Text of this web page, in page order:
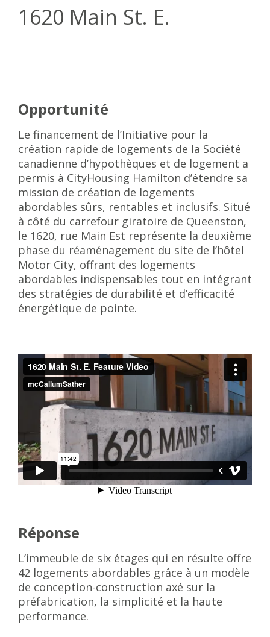
1620 Main St. E.
Opportunité
Le financement de l’Initiative pour la
création rapide de logements de la Société
canadienne d’hypothèques et de logement a
permis à CityHousing Hamilton d’étendre sa
mission de création de logements
abordables sûrs, rentables et inclusifs. Situé
à côté du carrefour giratoire de Queenston,
le 1620, rue Main Est représente la deuxième
phase du réaménagement du site de l’hôtel
Motor City, offrant des logements
abordables indispensables tout en intégrant
des stratégies de durabilité et d’efficacité
énergétique de pointe.
Réponse
L’immeuble de six étages qui en résulte offre
42 logements abordables grâce à un modèle
de conception-construction axé sur la
préfabrication, la simplicité et la haute
performance.